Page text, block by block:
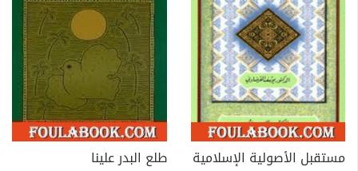
مستقبل الأصولية الإسلامية طلع البدر علينا